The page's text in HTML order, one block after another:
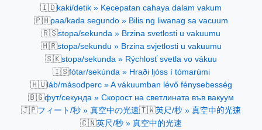
🇮🇩kaki/detik » Kecepatan cahaya dalam vakum
🇵🇭paa/kada segundo » Bilis ng liwanag sa vacuum
🇷🇸stopa/sekunda » Brzina svetlosti u vakuumu
🇭🇷stopa/sekundu » Brzina svjetlosti u vakuumu
🇸🇰stopa/sekunda » Rýchlosť svetla vo vákuu
🇮🇸fótar/sekúnda » Hraði ljóss í tómarúmi
🇭🇺láb/másodperc » A vákuumban lévő fénysebesség
🇧🇬фут/секунда » Скорост на светлината във вакуум
🇯🇵フィート/秒 » 真空中の光速🇹🇼英尺/秒 » 真空中的光速
🇨🇳英尺/秒 » 真空中的光速